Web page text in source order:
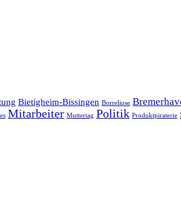
Bietigheim-Bissingen Borreliose
Mitarbeiter Muttertag Politik Produktpiraterie